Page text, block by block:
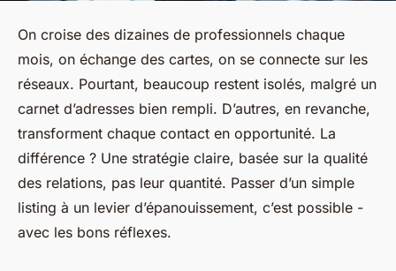
On croise des dizaines de professionnels chaque
mois, on échange des cartes, on se connecte sur les
réseaux. Pourtant, beaucoup restent isolés, malgré un
carnet d’adresses bien rempli. D’autres, en revanche,
transforment chaque contact en opportunité. La
différence ? Une stratégie claire, basée sur la qualité
des relations, pas leur quantité. Passer d’un simple
listing à un levier d’épanouissement, c’est possible -
avec les bons réflexes.